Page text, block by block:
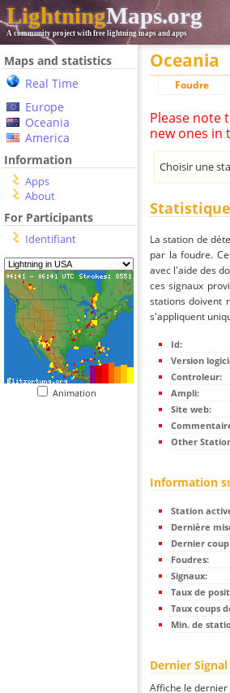
LightningMaps.org
A community project with free lightning maps and apps
Maps and statistics
Real Time
Europe
Oceania
America
Information
Apps
About
For Participants
Identifiant
Animation
Oceania
Foudre
Please note
new ones in
Choisir une
La station de
par la foudre.
avec l'aide des
ces signaux
stations doivent
s'appliquent
Id:
Version
Controleur:
Ampli:
Site web:
Other
Information
Station
Dernière
Dernier
Foudres:
Signaux:
Taux de
Taux coups
Min. de
Dernier Signal
Affiche le